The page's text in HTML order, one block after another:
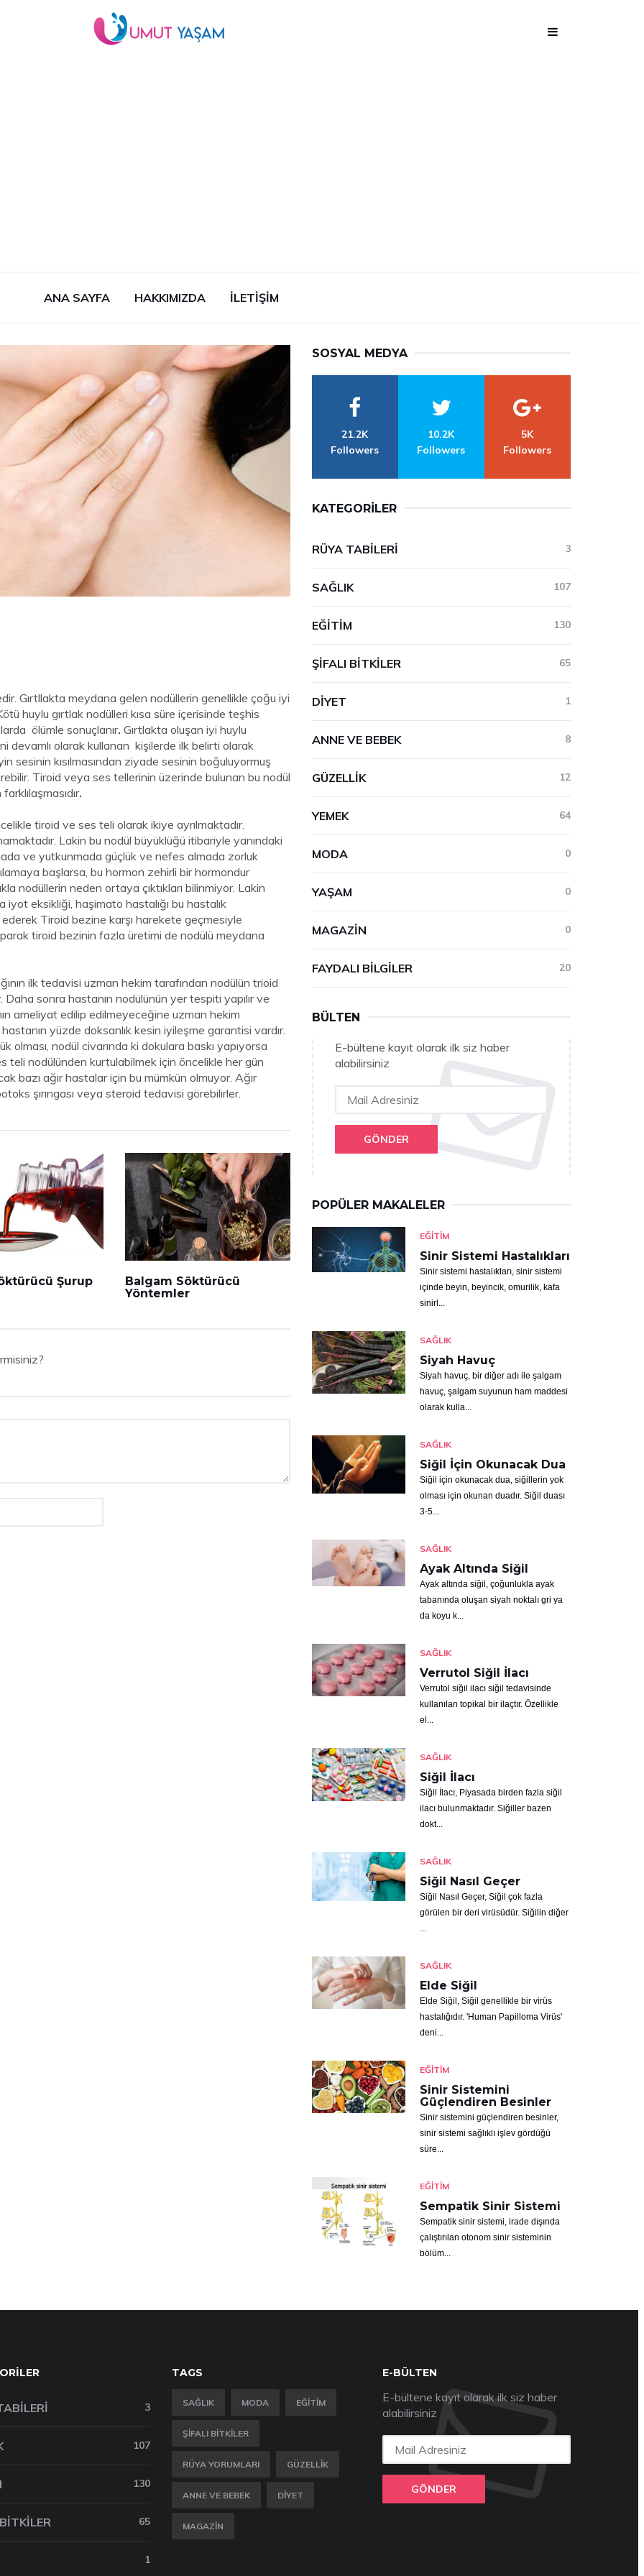
ANA SAYFA HAKKIMIZDA İLETIŞIM
Gırtllakta meydana gelen nodüllerin genellikle çoğu iyi
huylu gırtlak nodülleri kısa süre içerisinde teşhis
ölümle sonuçlanır. Gırtlakta oluşan iyi huylu
devamlı olarak kullanan kişilerde ilk belirti olarak
sesinin kısılmasından ziyade sesinin boğuluyormuş
Tiroid veya ses tellerinin üzerinde bulunan bu nodül
.
tiroid ve ses teli olarak ikiye ayrılmaktadır.
Lakin bu nodül büyüklüğü itibariyle yanındaki
ve yutkunmada güçlük ve nefes almada zorluk
başlarsa, bu hormon zehirli bir hormondur
nodüllerin neden ortaya çıktıkları bilinmiyor. Lakin
eksikliği, haşimato hastalığı bu hastalık
Tiroid bezine karşı harekete geçmesiyle
tiroid bezinin fazla üretimi de nodülü meydana
ilk tedavisi uzman hekim tarafından nodülün trioid
sonra hastanın nodülünün yer tespiti yapılır ve
ameliyat edilip edilmeyeceğine uzman hekim
yüzde doksanlık kesin iyileşme garantisi vardır.
nodül civarında ki dokulara baskı yapıyorsa
teli nodülünden kurtulabilmek için öncelikle her gün
bazı ağır hastalar için bu mümkün olmuyor. Ağır
şırıngası veya steroid tedavisi görebilirler.
Şurup
Balgam Söktürücü
Yöntemler
SOSYAL MEDYA
21.2K
Followers
10.2K
Followers
5K
Followers
KATEGORILER
RÜYA TABILERI 3
SAĞLIK 107
EĞITIM 130
ŞIFALI BITKILER 65
DIYET 1
ANNE VE BEBEK 8
GÜZELLIK 12
YEMEK 64
MODA 0
YAŞAM 0
MAGAZIN 0
FAYDALI BILGILER 20
BÜLTEN
E-bültene kayıt olarak ilk siz haber
alabilirsiniz
GÖNDER
POPÜLER MAKALELER
EĞITIM
Sinir Sistemi Hastalıkları
Sinir sistemi hastalıkları, sinir sistemi
içinde beyin, beyincik, omurilik, kafa
sinirl...
SAĞLIK
Siyah Havuç
Siyah havuç, bir diğer adı ile şalgam
havuç, şalgam suyunun ham maddesi
olarak kulla...
SAĞLIK
Siğil İçin Okunacak Dua
Siğil için okunacak dua, siğillerin yok
olması için okunan duadır. Siğil duası
3-5...
SAĞLIK
Ayak Altında Siğil
Ayak altında siğil, çoğunlukla ayak
tabanında oluşan siyah noktalı gri ya
da koyu k...
SAĞLIK
Verrutol Siğil İlacı
Verrutol siğil ilacı siğil tedavisinde
kullanılan topikal bir ilaçtır. Özellikle
el...
SAĞLIK
Siğil İlacı
Siğil İlacı, Piyasada birden fazla siğil
ilacı bulunmaktadır. Siğiller bazen
dokt...
SAĞLIK
Siğil Nasıl Geçer
Siğil Nasıl Geçer, Siğil çok fazla
görülen bir deri virüsüdür. Siğilin diğer
...
SAĞLIK
Elde Siğil
Elde Siğil, Siğil genellikle bir virüs
hastalığıdır. 'Human Papilloma Virüs'
deni...
EĞITIM
Sinir Sistemini
Güçlendiren Besinler
Sinir sistemini güçlendiren besinler,
sinir sistemi sağlıklı işlev gördüğü
süre...
EĞITIM
Sempatik Sinir Sistemi
Sempatik sinir sistemi, irade dışında
çalıştırılan otonom sinir sisteminin
bölüm...
3
107
130
65
1
TAGS
SAĞLIK MODA EĞITIM
ŞIFALI BITKILER
RÜYA YORUMLARI GÜZELLIK
ANNE VE BEBEK DIYET
MAGAZIN
E-BÜLTEN
E-bültene kayıt olarak ilk siz haber
alabilirsiniz
GÖNDER